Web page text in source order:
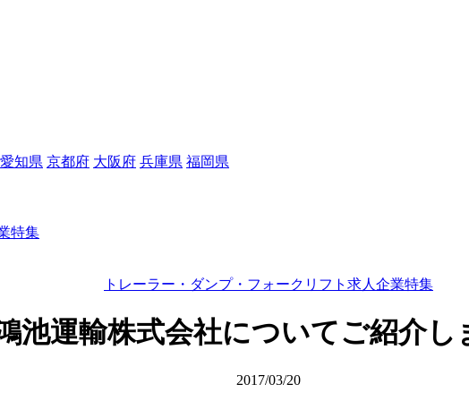
愛知県 京都府 大阪府 兵庫県 福岡県
特集
トレーラー・ダンプ・フォークリフト求人企業特集
池運輸株式会社についてご紹介し
2017/03/20